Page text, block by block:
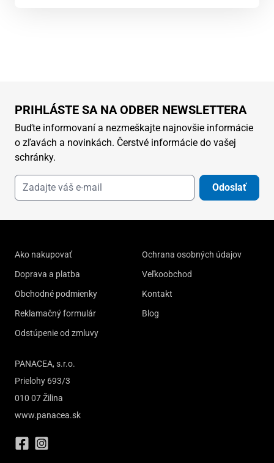
PRIHLÁSTE SA NA ODBER NEWSLETTERA
Buďte informovaní a nezmeškajte najnovšie informácie
o zľavách a novinkách. Čerstvé informácie do vašej
schránky.
Odoslať
Ako nakupovať
Doprava a platba
Obchodné podmienky
Reklamačný formulár
Odstúpenie od zmluvy
Ochrana osobných údajov
Veľkoobchod
Kontakt
Blog
PANACEA, s.r.o.
Prielohy 693/3
010 07 Žilina
www.panacea.sk